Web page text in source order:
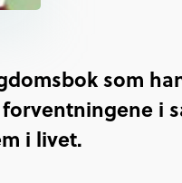
som
i
i livet.